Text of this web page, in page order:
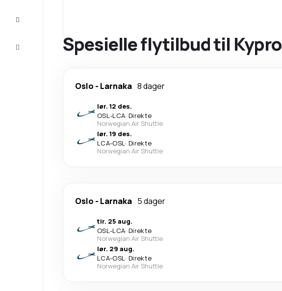
Spesielle flytilbud til
Oslo - Larnaka 8 dager
lør. 12 des.
OSL-LCA· Direkte
Norwegian Air Shuttle
lør. 19 des.
LCA-OSL· Direkte
Norwegian Air Shuttle
Oslo - Larnaka 5 dager
tir. 25 aug.
OSL-LCA· Direkte
Norwegian Air Shuttle
lør. 29 aug.
LCA-OSL· Direkte
Norwegian Air Shuttle